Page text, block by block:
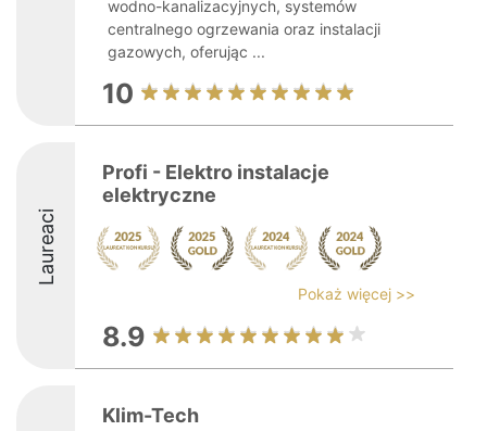
wodno-kanalizacyjnych, systemów
centralnego ogrzewania oraz instalacji
gazowych, oferując ...
10
Laureaci
Profi - Elektro instalacje
elektryczne
Pokaż więcej >>
8.9
Klim-Tech